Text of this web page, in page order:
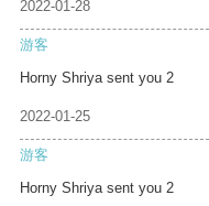
2022-01-28
游客
Horny Shriya sent you 2
2022-01-25
游客
Horny Shriya sent you 2